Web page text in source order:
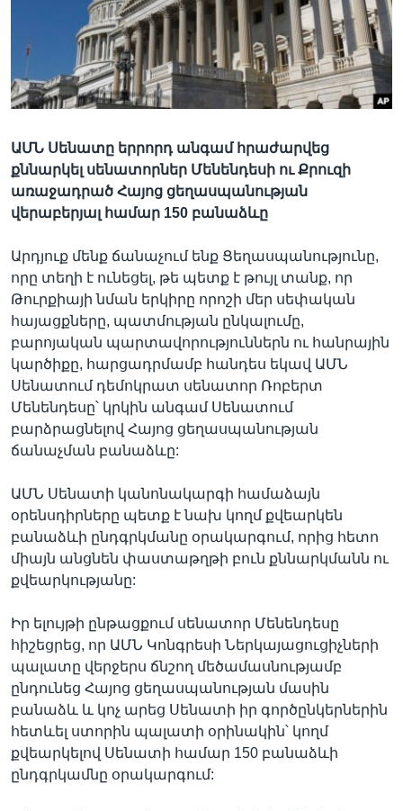
Լեզուներ
ԱՄՆ Սենատը երրորդ անգամ հրաժարվեց
քննարկել սենատորներ Մենենդեսի ու Քրուզի
առաջադրած Հայոց ցեղասպանության
վերաբերյալ համար 150 բանաձևը
Արդյուք մենք ճանաչում ենք Ցեղասպանությունը,
որը տեղի է ունեցել, թե պետք է թույլ տանք, որ
Թուրքիայի նման երկիրը որոշի մեր սեփական
հայացքները, պատմության ընկալումը,
բարոյական պարտավորություններն ու հանրային
կարծիքը, հարցադրմամբ հանդես եկավ ԱՄՆ
Սենատում դեմոկրատ սենատոր Ռոբերտ
Մենենդեսը՝ կրկին անգամ Սենատում
բարձրացնելով Հայոց ցեղասպանության
ճանաչման բանաձևը:
ԱՄՆ Սենատի կանոնակարգի համաձայն
օրենսդիրները պետք է նախ կողմ քվեարկեն
բանաձևի ընդգրկմանը օրակարգում, որից հետո
միայն անցնեն փաստաթղթի բուն քննարկմանն ու
քվեարկությանը:
Իր ելույթի ընթացքում սենատոր Մենենդեսը
հիշեցրեց, որ ԱՄՆ Կոնգրեսի Ներկայացուցիչների
պալատը վերջերս ճնշող մեծամասնությամբ
ընդունեց Հայոց ցեղասպանության մասին
բանաձև և կոչ արեց Սենատի իր գործընկերներին
հետևել ստորին պալատի օրինակին՝ կողմ
քվեարկելով Սենատի համար 150 բանաձևի
ընդգրկամնը օրակարգում: